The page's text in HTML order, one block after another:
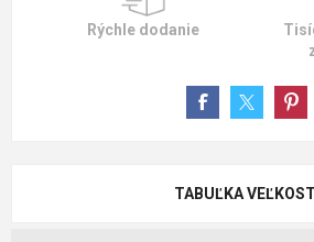
Rýchle dodanie
TABUĽKA VEĽKOSTÍ